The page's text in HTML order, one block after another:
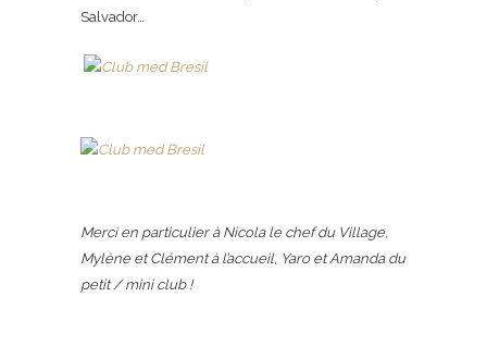
Salvador…
Merci en particulier à Nicola le chef du Village,
Mylène et Clément à l’accueil, Yaro et Amanda du
petit / mini club !